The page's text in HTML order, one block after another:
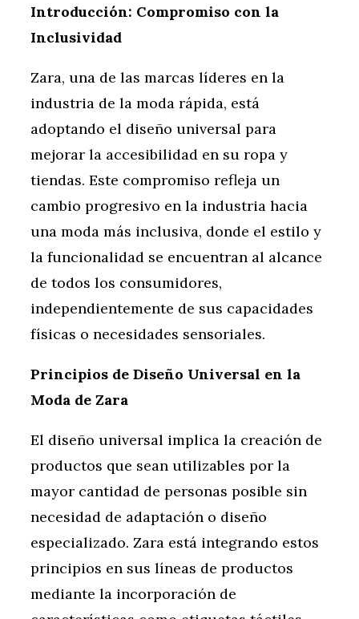
Introducción: Compromiso con la
Inclusividad
Zara, una de las marcas líderes en la
industria de la moda rápida, está
adoptando el diseño universal para
mejorar la accesibilidad en su ropa y
tiendas. Este compromiso refleja un
cambio progresivo en la industria hacia
una moda más inclusiva, donde el estilo y
la funcionalidad se encuentran al alcance
de todos los consumidores,
independientemente de sus capacidades
físicas o necesidades sensoriales.
Principios de Diseño Universal en la
Moda de Zara
El diseño universal implica la creación de
productos que sean utilizables por la
mayor cantidad de personas posible sin
necesidad de adaptación o diseño
especializado. Zara está integrando estos
principios en sus líneas de productos
mediante la incorporación de